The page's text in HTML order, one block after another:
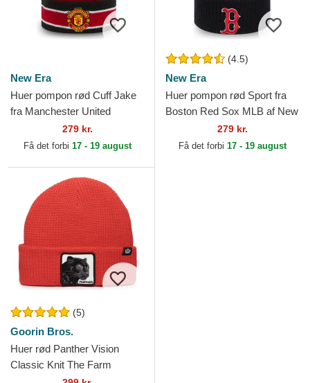
New Era
Huer pompon rød Cuff Jake
fra Manchester United
Football Club Premier League
af New Era
279 kr.
Få det forbi 17 - 19 august
(4.5)
New Era
Huer pompon rød Sport fra
Boston Red Sox MLB af New
279 kr.
Få det forbi 17 - 19 august
(5)
Goorin Bros.
Huer rød Panther Vision
Classic Knit The Farm